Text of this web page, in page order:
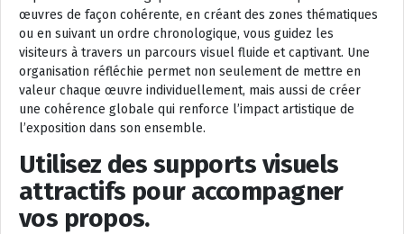
œuvres de façon cohérente, en créant des zones thématiques
ou en suivant un ordre chronologique, vous guidez les
visiteurs à travers un parcours visuel fluide et captivant. Une
organisation réfléchie permet non seulement de mettre en
valeur chaque œuvre individuellement, mais aussi de créer
une cohérence globale qui renforce l’impact artistique de
l’exposition dans son ensemble.
Utilisez des supports visuels
attractifs pour accompagner
vos propos.